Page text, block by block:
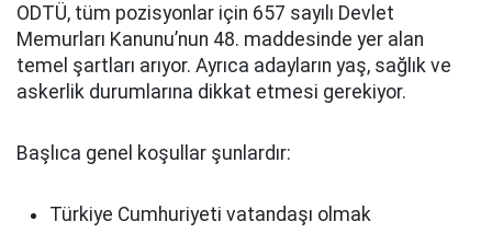
ODTÜ, tüm pozisyonlar için 657 sayılı Devlet
Memurları Kanunu’nun 48. maddesinde yer alan
temel şartları arıyor. Ayrıca adayların yaş, sağlık ve
askerlik durumlarına dikkat etmesi gerekiyor.
Başlıca genel koşullar şunlardır:
Türkiye Cumhuriyeti vatandaşı olmak